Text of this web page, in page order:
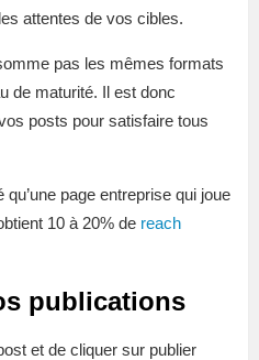
attentes de vos cibles.
pas les mêmes formats
de maturité. Il est donc
posts pour satisfaire tous
qu’une page entreprise qui joue
10 à 20% de reach
publications
et de cliquer sur publier